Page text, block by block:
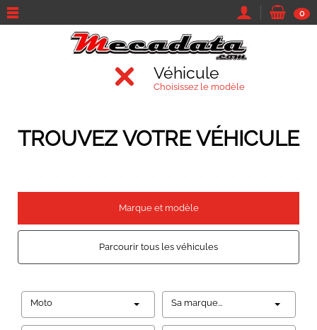
0
Véhicule
Choisissez le modèle
TROUVEZ VOTRE VÉHICULE
Marque et modèle
Parcourir tous les véhicules
Moto Sa marque...